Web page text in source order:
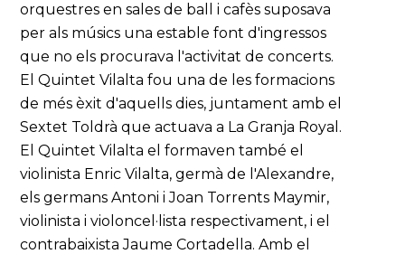
orquestres en sales de ball i cafès suposava
per als músics una estable font d'ingressos
que no els procurava l'activitat de concerts.
El Quintet Vilalta fou una de les formacions
de més èxit d'aquells dies, juntament amb el
Sextet Toldrà que actuava a La Granja Royal.
El Quintet Vilalta el formaven també el
violinista Enric Vilalta, germà de l'Alexandre,
els germans Antoni i Joan Torrents Maymir,
violinista i violoncel·lista respectivament, i el
contrabaixista Jaume Cortadella. Amb el